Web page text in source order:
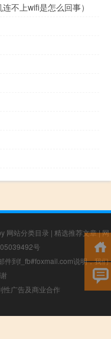
不上wifi是怎么回事）
网站分类目录 | 精选推荐文章|网
号
件到f_fb#foxmail.com说明，我们
性广告及商业合作